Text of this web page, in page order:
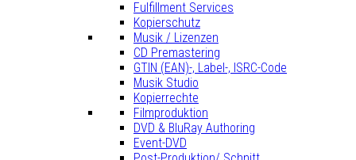
Fulfillment Services
Kopierschutz
Musik / Lizenzen
CD Premastering
GTIN (EAN)-, Label-, ISRC-Code
Musik Studio
Kopierrechte
Filmproduktion
DVD & BluRay Authoring
Event-DVD